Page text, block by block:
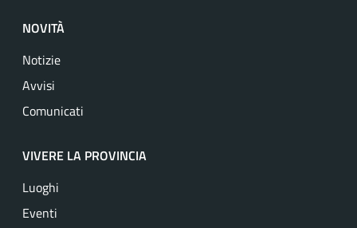
NOVITÀ
Notizie
Avvisi
Comunicati
VIVERE LA PROVINCIA
Luoghi
Eventi